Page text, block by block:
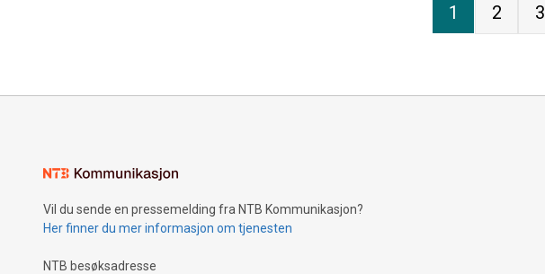
prosent sammenlignet med samme
1 2 3
Vil du sende en pressemelding fra NTB Kommunikasjon?
Her finner du mer informasjon om tjenesten
NTB besøksadresse